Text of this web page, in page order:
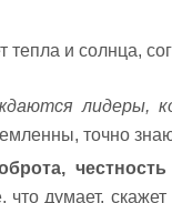
тепла и солнца,
лидеры,
точно
думает,